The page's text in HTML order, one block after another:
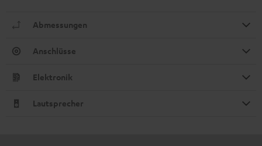
Abmessungen
Anschlüsse
Elektronik
Lautsprecher